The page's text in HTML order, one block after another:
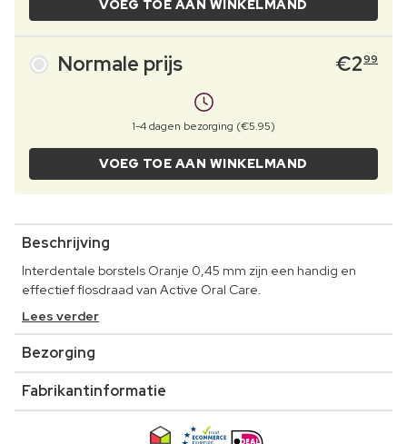
VOEG TOE AAN WINKELMAND
Normale prijs €299
1-4 dagen bezorging (€5.95)
VOEG TOE AAN WINKELMAND
Beschrijving
Interdentale borstels Oranje 0,45 mm zijn een handig en
effectief flosdraad van Active Oral Care.
Lees verder
Bezorging
Fabrikantinformatie